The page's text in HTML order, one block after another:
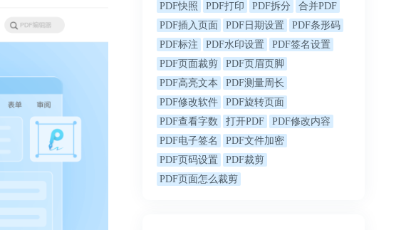
PDF快照
PDF打印 PDF拆分
合并PDF
PDF插入页面
PDF日期设置
PDF条形码
PDF标注
PDF水印设置
PDF签名设置
PDF页面裁剪
PDF页眉页脚
PDF高亮文本
PDF测量周长
PDF修改软件
PDF旋转页面
PDF查看字数
打开PDF
PDF修改内容
PDF电子签名
PDF文件加密
PDF页码设置
PDF裁剪
PDF页面怎么裁剪